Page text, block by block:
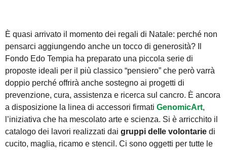
È quasi arrivato il momento dei regali di Natale: perché non
pensarci aggiungendo anche un tocco di generosità? Il
Fondo Edo Tempia ha preparato una piccola serie di
proposte ideali per il più classico “pensiero” che però varrà
doppio perché offrirà anche sostegno ai progetti di
prevenzione, cura, assistenza e ricerca sul cancro. È ancora
a disposizione la linea di accessori firmati GenomicArt,
l’iniziativa che ha mescolato arte e scienza. Si è arricchito il
catalogo dei lavori realizzati dai gruppi delle volontarie di
cucito, maglia, ricamo e stencil. Ci sono oggetti per tutte le